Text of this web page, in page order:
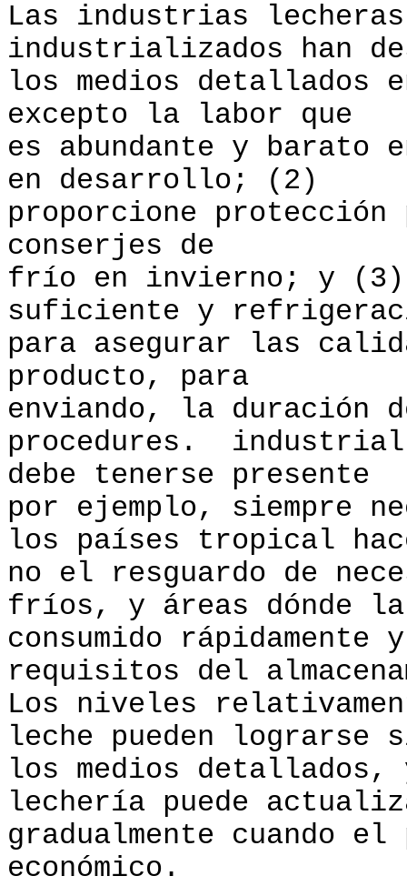
Las industrias lecheras
industrializados han
los medios
excepto la labor que
es abundante y barato
en desarrollo; (2)
proporcione protección
conserjes de
frío en invierno; y (3)
suficiente y
para asegurar las
producto, para
enviando, la duración
procedures.
debe tenerse presente
por ejemplo, siempre
los países tropical
no el resguardo de
fríos, y áreas dónde
consumido
requisitos del
Los niveles
leche pueden lograrse
los medios
lechería puede
gradualmente cuando
económico.